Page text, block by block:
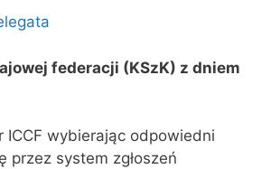
federacji (KSzK) z dniem
ICCF wybierając odpowiedni
przez system zgłoszeń